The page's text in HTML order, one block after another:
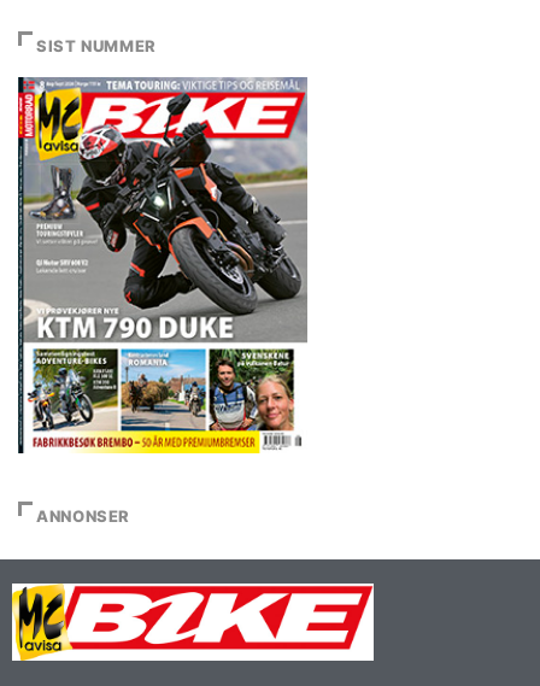
SIST NUMMER
ANNONSER